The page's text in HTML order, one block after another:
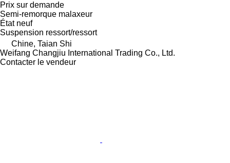
Prix sur demande
Semi-remorque malaxeur
État neuf
Suspension ressort/ressort
Chine, Taian Shi
Weifang Changjiu International Trading Co., Ltd.
Contacter le vendeur